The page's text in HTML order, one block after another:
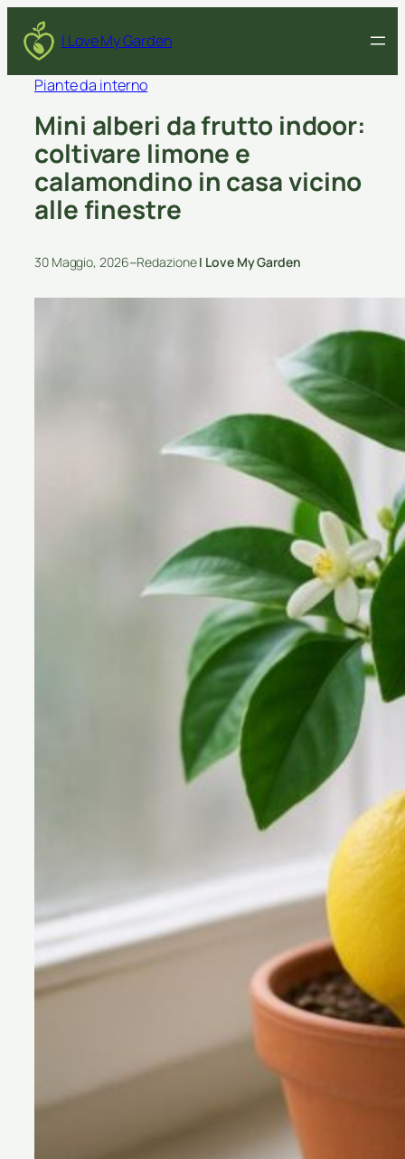
I Love My Garden
Piante da interno
Mini alberi da frutto indoor:
coltivare limone e
calamondino in casa vicino
alle finestre
30 Maggio, 2026–RedazioneI Love My Garden